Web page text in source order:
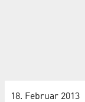
18. Februar 2013